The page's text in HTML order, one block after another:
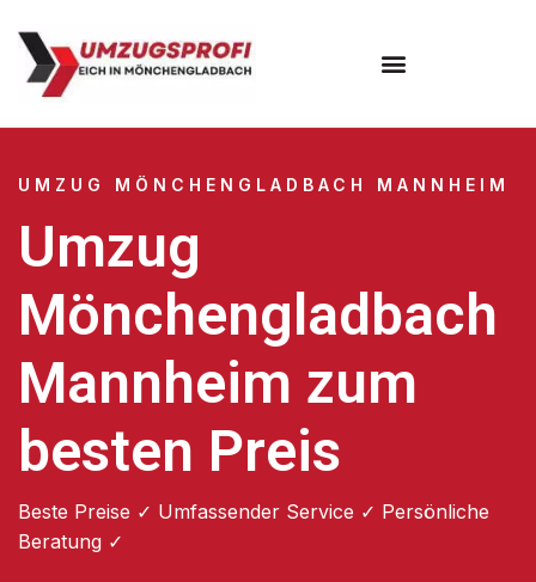
UMZUG MÖNCHENGLADBACH MANNHEIM
Umzug
Mönchengladbach
Mannheim zum
besten Preis
Beste Preise ✓ Umfassender Service ✓ Persönliche
Beratung ✓